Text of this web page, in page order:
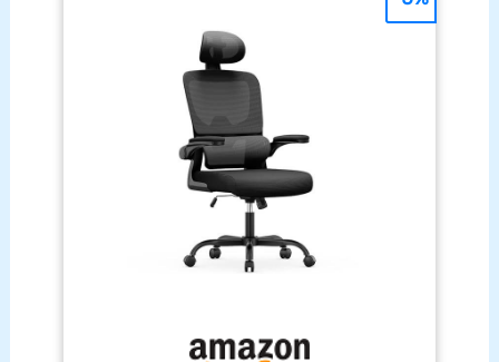
tapis de sport peuvent être enroulés facilement et
sont assez compacts pour économiser de l'espace
pour le stockage. UTILISATION
MULTIFONCTIONNELLE:Nous espérons que ce tapis
de yoga peut répondre à vos besoins multiples,en
plus du tapis yoga,il peut également être un tapis
de pilates, un tapis de gym,un coussin de
méditation,un tapis d'échauffement,un tapis de
sol camping,un tapis de physiothérapie,un tapis
home trainer,un coussin de voyage et ainsi de
suite.Nos tapis de sport peuvent répondre à la
plupart des besoins en matière d'exercices assis
ou allongés, et sont encore plus efficaces